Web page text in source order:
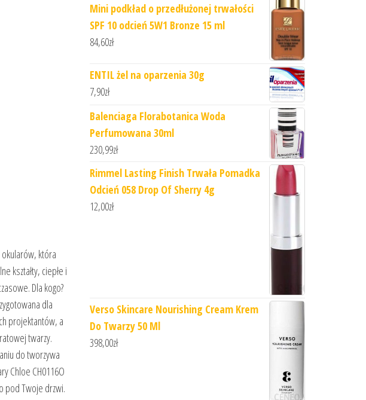
która
kształty, ciepłe i
Dla kogo?
dla
projektantów, a
twarzy.
do tworzywa
Chloe CH0116O
pod Twoje drzwi.
Mini podkład o przedłużonej trwałości
SPF 10 odcień 5W1 Bronze 15 ml
84,60zł
ENTIL żel na oparzenia 30g
7,90zł
Balenciaga Florabotanica Woda
Perfumowana 30ml
230,99zł
Rimmel Lasting Finish Trwała Pomadka
Odcień 058 Drop Of Sherry 4g
12,00zł
Verso Skincare Nourishing Cream Krem
Do Twarzy 50 Ml
398,00zł